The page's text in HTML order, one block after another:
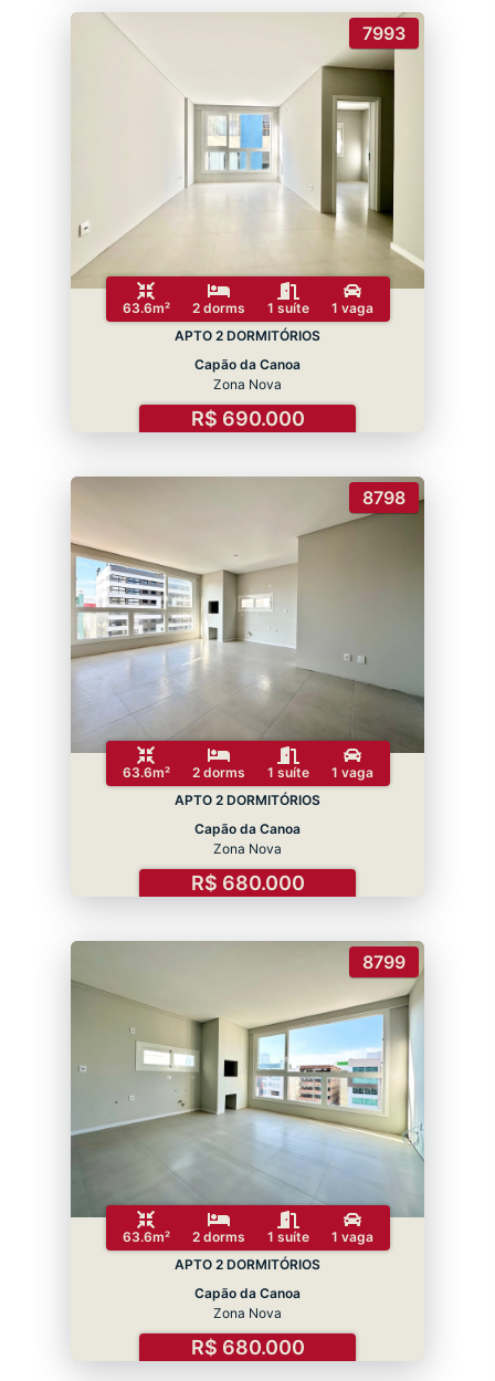
7993
63.6m² 2 dorms 1 suíte
1 vaga
APTO 2 DORMITÓRIOS
Capão da Canoa
Zona Nova
R$ 690.000
8798
63.6m² 2 dorms 1 suíte
1 vaga
APTO 2 DORMITÓRIOS
Capão da Canoa
Zona Nova
R$ 680.000
8799
63.6m² 2 dorms 1 suíte
1 vaga
APTO 2 DORMITÓRIOS
Capão da Canoa
Zona Nova
R$ 680.000